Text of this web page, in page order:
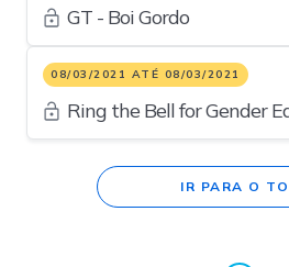
GT - Boi Gordo
08/03/2021 ATÉ 08/03/2021
Ring the Bell for Gender
IR PARA O